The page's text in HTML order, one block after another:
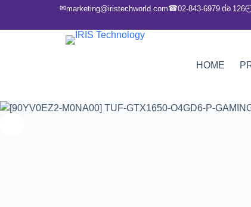
✉marketing@iristechworld.com☎02-843-6979 ต่อ 126
HOME